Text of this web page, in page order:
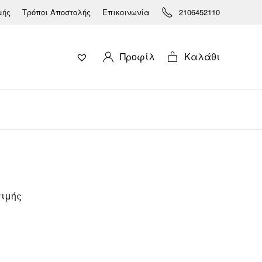
Τρόποι Αποστολής Επικοινωνία 2106452110
Προφίλ Καλάθι